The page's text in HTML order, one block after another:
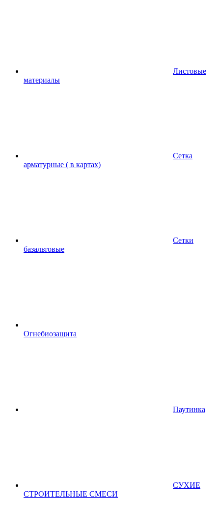
Листовые
материалы
Сетка
арматурные ( в картах)
Сетки
базальтовые
Огнебиозащита
Паутинка
СУХИЕ
СТРОИТЕЛЬНЫЕ СМЕСИ